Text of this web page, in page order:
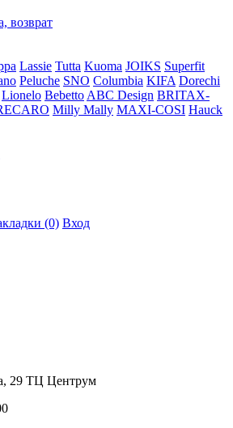
возврат
Lassie Tutta Kuoma JOIKS Superfit
Peluche SNO Columbia KIFA Dorechi
Lionelo Bebetto ABC Design BRITAX-
Milly Mally MAXI-COSI Hauck
(0) Вход
29 ТЦ Центрум